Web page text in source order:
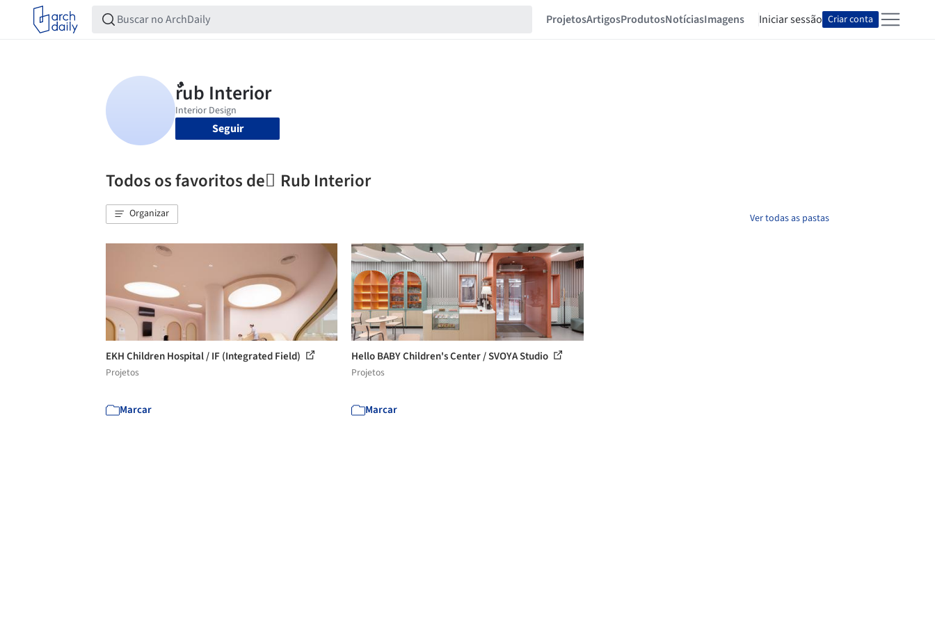
ProjetosArtigosProdutosNotíciasImagens Iniciar sessão Criar conta
Seguir
Todos os favoritos de ٌRub Interior
Organizar Ver todas as pastas
EKH Children Hospital / IF (Integrated Field)
Projetos
Marcar
Hello BABY Children's Center / SVOYA Studio
Projetos
Marcar